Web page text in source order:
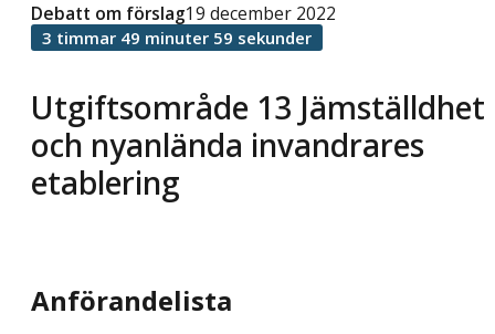
Utgiftsområde 13 Jämställdhet
och nyanlända invandrares
etablering
Debatt om förslag19 december 2022
3 timmar 49 minuter 59 sekunder
Anförandelista